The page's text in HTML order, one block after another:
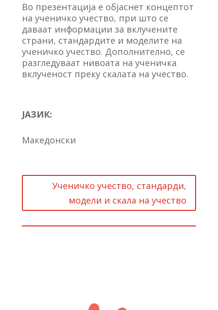
Во презентација е објаснет концептот
на ученичко учество, при што се
даваат информации за вклучените
страни, стандардите и моделите на
ученичко учество. Дополнително, се
разгледуваат нивоата на ученичка
вклученост преку скалата на учество.
ЈАЗИК:
Македонски
Ученичко учество, стандарди,
модели и скала на учество